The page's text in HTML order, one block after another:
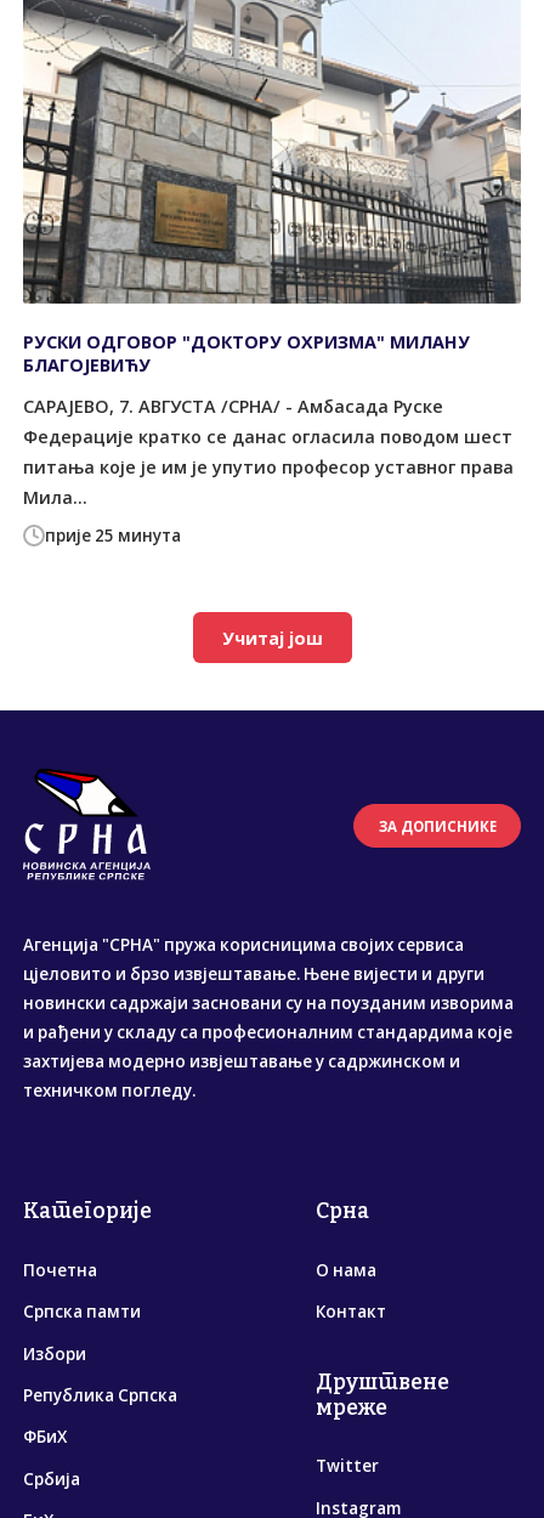
прије 25 минута
РУСКИ ОДГОВОР "ДОКТОРУ ОХРИЗМА" МИЛАНУ
БЛАГОЈЕВИЋУ
САРАЈЕВО, 7. АВГУСТА /СРНА/ - Амбасада Руске
Федерације кратко се данас огласила поводом шест
питања које је им је упутио професор уставног права
Мила...
Учитај још
ЗА ДОПИСНИКЕ
Агенција "СРНА" пружа корисницима својих сервиса
цјеловито и брзо извјештавање. Њене вијести и други
новински садржаји засновани су на поузданим изворима
и рађени у складу са професионалним стандардима које
захтијева модерно извјештавање у садржинском и
техничком погледу.
Категорије
Почетна
Српска памти
Избори
Република Српска
ФБиХ
Србија
Срна
О нама
Контакт
Друштвене
мреже
Twitter
Instagram